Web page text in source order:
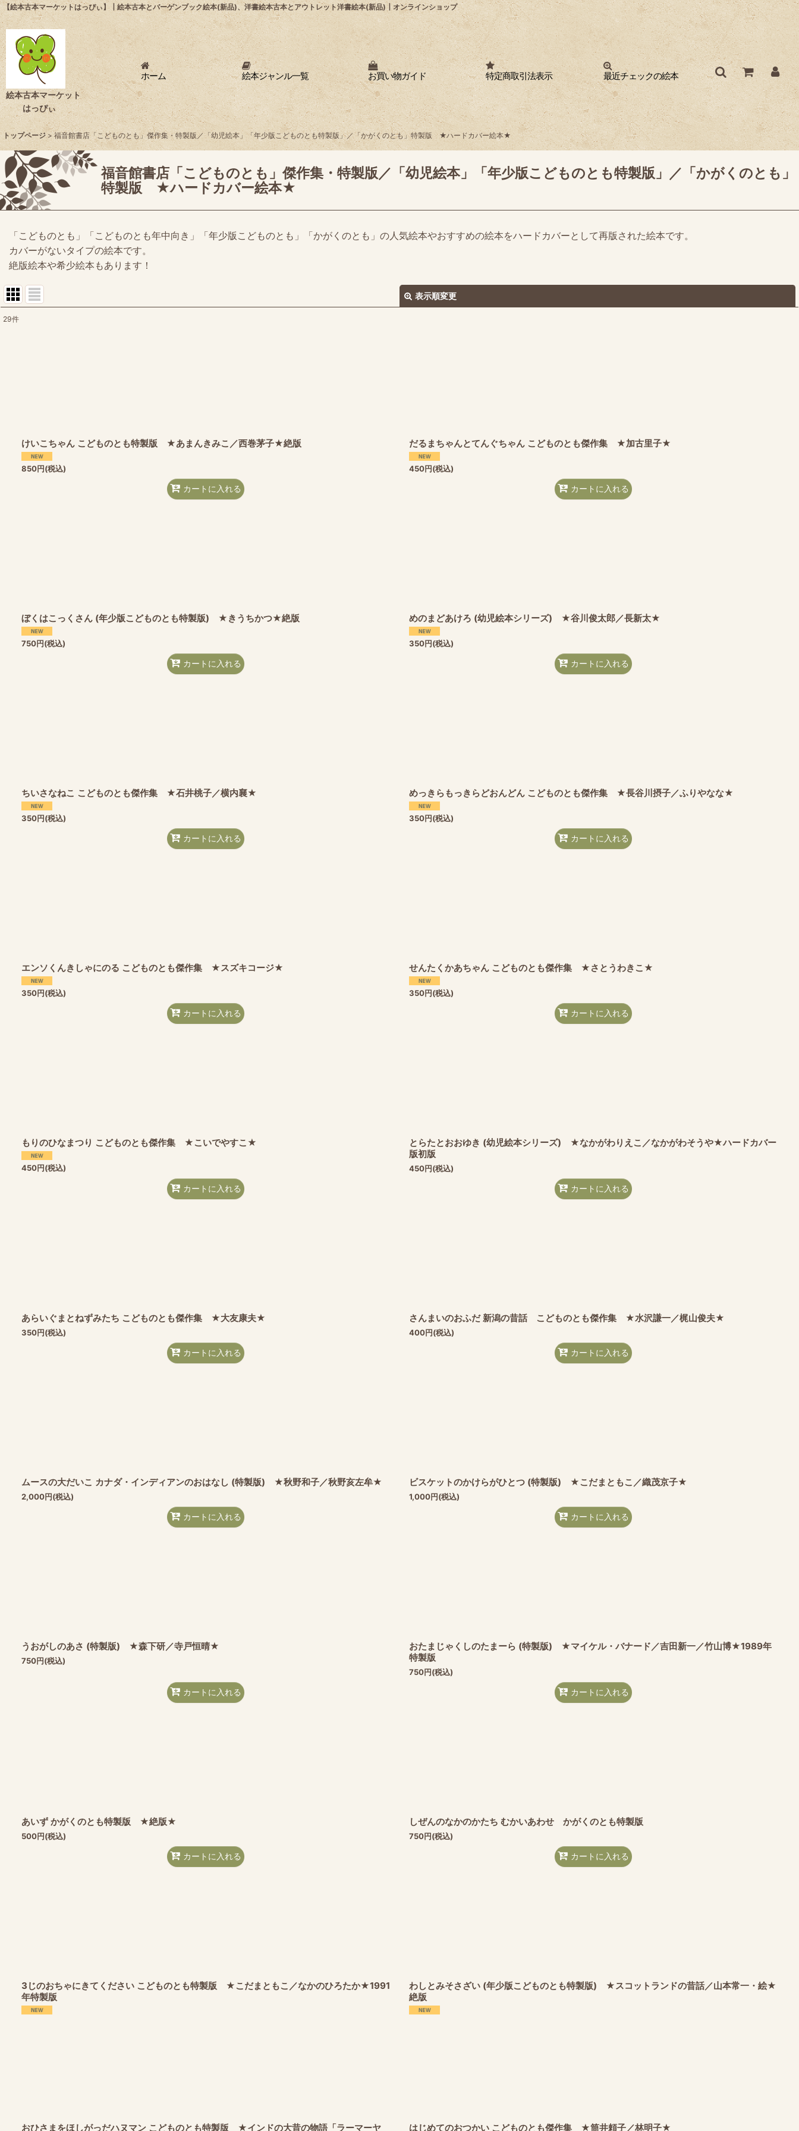
【絵本古本マーケットはっぴぃ】┃絵本古本とバーゲンブック絵本(新品)、洋書絵本古本とアウトレット洋書絵本(新品)┃オンラインショップ
絵本古本マーケット
はっぴぃ
ホーム 絵本ジャンル一覧 お買い物ガイド 特定商取引法表示 最近チェックの絵本
トップページ > 福音館書店「こどものとも」傑作集・特製版／「幼児絵本」「年少版こどものとも特製版」／「かがくのとも」特製版 ★ハードカバー絵本★
福音館書店「こどものとも」傑作集・特製版／「幼児絵本」「年少版こどものとも特製版」／「かがくのとも」
特製版 ★ハードカバー絵本★
「こどものとも」「こどものとも年中向き」「年少版こどものとも」「かがくのとも」の人気絵本やおすすめの絵本をハードカバーとして再版された絵本です。
カバーがないタイプの絵本です。
絶版絵本や希少絵本もあります！
表示順変更
29件
けいこちゃん こどものとも特製版 ★あまんきみこ／西巻茅子★絶版
850円(税込)
カートに入れる
だるまちゃんとてんぐちゃん こどものとも傑作集 ★加古里子★
450円(税込)
カートに入れる
ぼくはこっくさん (年少版こどものとも特製版) ★きうちかつ★絶版
750円(税込)
カートに入れる
めのまどあけろ (幼児絵本シリーズ) ★谷川俊太郎／長新太★
350円(税込)
カートに入れる
ちいさなねこ こどものとも傑作集 ★石井桃子／横内襄★
350円(税込)
カートに入れる
めっきらもっきらどおんどん こどものとも傑作集 ★長谷川摂子／ふりやなな★
350円(税込)
カートに入れる
エンソくんきしゃにのる こどものとも傑作集 ★スズキコージ★
350円(税込)
カートに入れる
せんたくかあちゃん こどものとも傑作集 ★さとうわきこ★
350円(税込)
カートに入れる
もりのひなまつり こどものとも傑作集 ★こいでやすこ★
450円(税込)
カートに入れる
とらたとおおゆき (幼児絵本シリーズ) ★なかがわりえこ／なかがわそうや★ハードカバー
版初版
450円(税込)
カートに入れる
あらいぐまとねずみたち こどものとも傑作集 ★大友康夫★
350円(税込)
カートに入れる
さんまいのおふだ 新潟の昔話 こどものとも傑作集 ★水沢謙一／梶山俊夫★
400円(税込)
カートに入れる
ムースの大だいこ カナダ・インディアンのおはなし (特製版) ★秋野和子／秋野亥左牟★
2,000円(税込)
カートに入れる
ビスケットのかけらがひとつ (特製版) ★こだまともこ／織茂京子★
1,000円(税込)
カートに入れる
うおがしのあさ (特製版) ★森下研／寺戸恒晴★
750円(税込)
カートに入れる
おたまじゃくしのたまーら (特製版) ★マイケル・バナード／吉田新一／竹山博★1989年
特製版
750円(税込)
カートに入れる
あいず かがくのとも特製版 ★絶版★
500円(税込)
カートに入れる
しぜんのなかのかたち むかいあわせ かがくのとも特製版
750円(税込)
カートに入れる
3じのおちゃにきてください こどものとも特製版 ★こだまともこ／なかのひろたか★1991
年特製版
わしとみそさざい (年少版こどものとも特製版) ★スコットランドの昔話／山本常一・絵★
絶版
おひさまをほしがっだハヌマン こどものとも特製版 ★インドの大昔の物語「ラーマーヤ はじめてのおつかい こどものとも傑作集 ★筒井頼子／林明子★